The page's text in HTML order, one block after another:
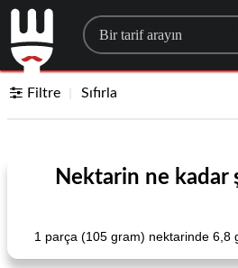
Search for a
Filtre Sıfırla
Nektarin ne kadar
1 parça (105 gram) nektarinde 6,8